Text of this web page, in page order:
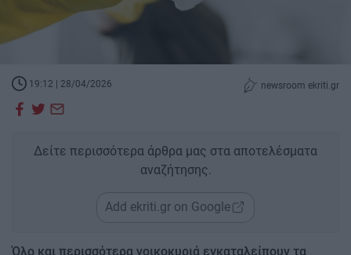
19:12 | 28/04/2026 newsroom ekriti.gr
Δείτε περισσότερα άρθρα μας στα αποτελέσματα
αναζήτησης.
Add ekriti.gr on Google
Όλο και περισσότερα νοικοκυριά εγκαταλείπουν τα